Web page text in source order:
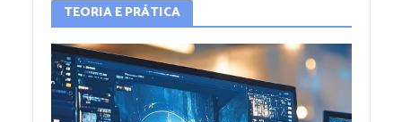
TEORIA E PRÁTICA